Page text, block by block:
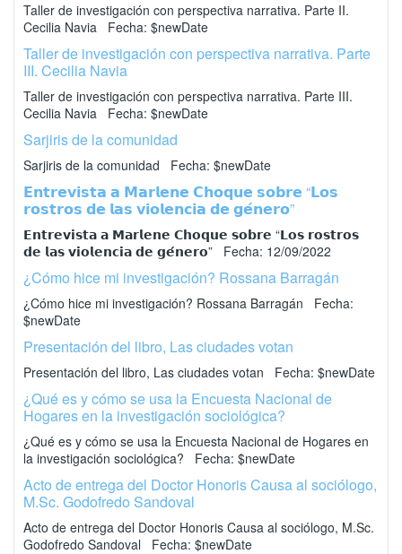
Taller de investigación con perspectiva narrativa. Parte II.
Cecilia Navia Fecha: $newDate
Taller de investigación con perspectiva narrativa. Parte
III. Cecilia Navia
Taller de investigación con perspectiva narrativa. Parte III.
Cecilia Navia Fecha: $newDate
Sarjiris de la comunidad
Sarjiris de la comunidad Fecha: $newDate
𝗘𝗻𝘁𝗿𝗲𝘃𝗶𝘀𝘁𝗮 𝗮 𝗠𝗮𝗿𝗹𝗲𝗻𝗲 𝗖𝗵𝗼𝗾𝘂𝗲 𝘀𝗼𝗯𝗿𝗲 “𝗟𝗼𝘀
𝗿𝗼𝘀𝘁𝗿𝗼𝘀 𝗱𝗲 𝗹𝗮𝘀 𝘃𝗶𝗼𝗹𝗲𝗻𝗰𝗶𝗮 𝗱𝗲 𝗴𝗲́𝗻𝗲𝗿𝗼”
𝗘𝗻𝘁𝗿𝗲𝘃𝗶𝘀𝘁𝗮 𝗮 𝗠𝗮𝗿𝗹𝗲𝗻𝗲 𝗖𝗵𝗼𝗾𝘂𝗲 𝘀𝗼𝗯𝗿𝗲 “𝗟𝗼𝘀 𝗿𝗼𝘀𝘁𝗿𝗼𝘀
𝗱𝗲 𝗹𝗮𝘀 𝘃𝗶𝗼𝗹𝗲𝗻𝗰𝗶𝗮 𝗱𝗲 𝗴𝗲́𝗻𝗲𝗿𝗼” Fecha: 12/09/2022
¿Cómo hice mi investigación? Rossana Barragán
¿Cómo hice mi investigación? Rossana Barragán Fecha:
$newDate
Presentación del libro, Las ciudades votan
Presentación del libro, Las ciudades votan Fecha: $newDate
¿Qué es y cómo se usa la Encuesta Nacional de
Hogares en la investigación sociológica?
¿Qué es y cómo se usa la Encuesta Nacional de Hogares en
la investigación sociológica? Fecha: $newDate
Acto de entrega del Doctor Honoris Causa al sociólogo,
M.Sc. Godofredo Sandoval
Acto de entrega del Doctor Honoris Causa al sociólogo, M.Sc.
Godofredo Sandoval Fecha: $newDate